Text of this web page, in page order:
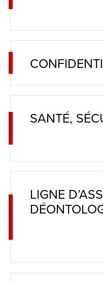
SANTÉ,
LIGNE